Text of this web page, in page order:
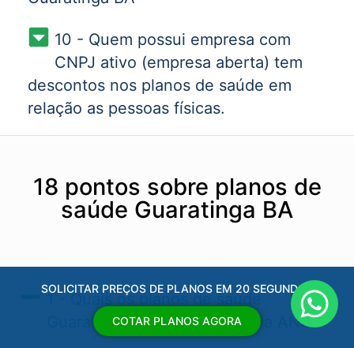
10 - Quem possui empresa com
CNPJ ativo (empresa aberta) tem
descontos nos planos de saúde em
relação as pessoas físicas.
18 pontos sobre planos de
saúde Guaratinga BA
1 - Quais os planos de saúde
Guaratinga BA​ aprovados pela ANS?
SOLICITAR PREÇOS DE PLANOS EM 20 SEGUNDOS
COTAR PLANOS AGORA